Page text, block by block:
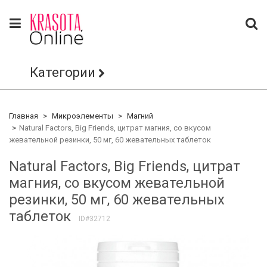
Категории
Главная Микроэлементы
Магний
Natural Factors, Big Friends, цитрат магния, со вкусом
жевательной резинки, 50 мг, 60 жевательных таблеток
Natural Factors, Big Friends, цитрат
магния, со вкусом жевательной
резинки, 50 мг, 60 жевательных
таблеток
ID#32712